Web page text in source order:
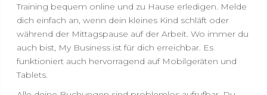
Training bequem online und zu Hause erledigen. Melde
dich einfach an, wenn dein kleines Kind schläft oder
während der Mittagspause auf der Arbeit. Wo immer du
auch bist, My Business ist für dich erreichbar. Es
funktioniert auch hervorragend auf Mobilgeräten und
Tablets.